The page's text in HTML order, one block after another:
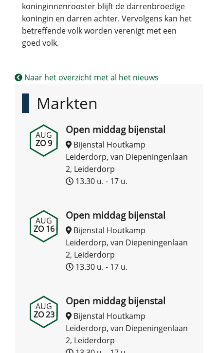
koninginnenrooster blijft de darrenbroedige
koningin en darren achter. Vervolgens kan het
betreffende volk worden verenigt met een
goed volk.
Naar het overzicht met al het nieuws
Markten
AUG
ZO 9
Open middag bijenstal
Bijenstal Houtkamp
Leiderdorp, van Diepeningenlaan
2, Leiderdorp
13.30 u. - 17 u.
AUG
ZO 16
Open middag bijenstal
Bijenstal Houtkamp
Leiderdorp, van Diepeningenlaan
2, Leiderdorp
13.30 u. - 17 u.
AUG
ZO 23
Open middag bijenstal
Bijenstal Houtkamp
Leiderdorp, van Diepeningenlaan
2, Leiderdorp